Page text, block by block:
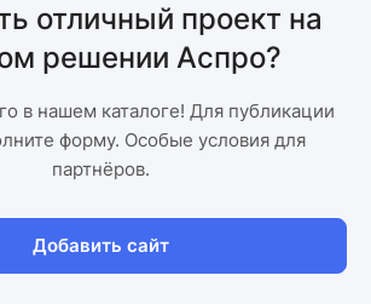
отличный проект на
решении Аспро?
в нашем каталоге! Для публикации
форму. Особые условия для
партнёров.
Добавить сайт